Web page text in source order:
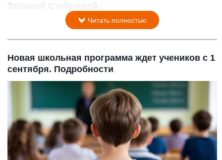
Татьяной Стибуновой.
Читать полностью
Новая школьная программа ждет учеников с 1
сентября. Подробности